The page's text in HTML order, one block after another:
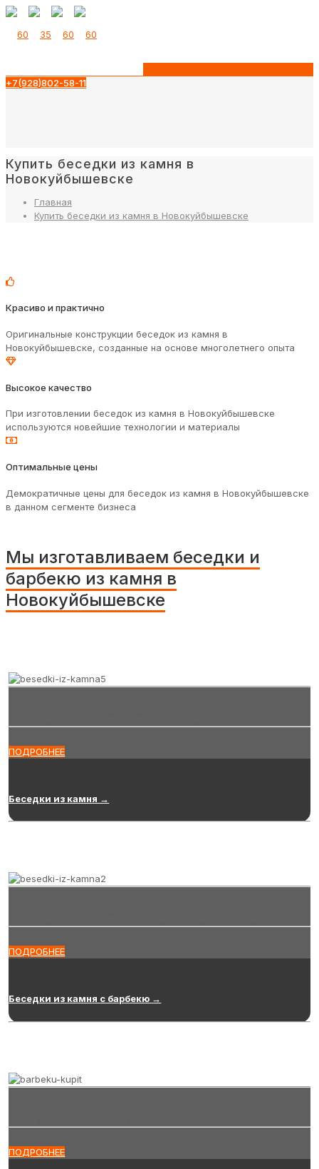
+7(928)802-58-11
Купить беседки из камня в
Новокуйбышевске
Главная
Купить беседки из камня в Новокуйбышевске
Красиво и практично
Оригинальные конструкции беседок из камня в
Новокуйбышевске, созданные на основе многолетнего опыта
Высокое качество
При изготовлении беседок из камня в Новокуйбышевске
используются новейшие технологии и материалы
Оптимальные цены
Демократичные цены для беседок из камня в Новокуйбышевске
в данном сегменте бизнеса
Мы изготавливаем беседки и
барбекю из камня в
Новокуйбышевске
ПОДРОБНЕЕ
Беседки из камня →
ПОДРОБНЕЕ
Беседки из камня с барбекю →
ПОДРОБНЕЕ